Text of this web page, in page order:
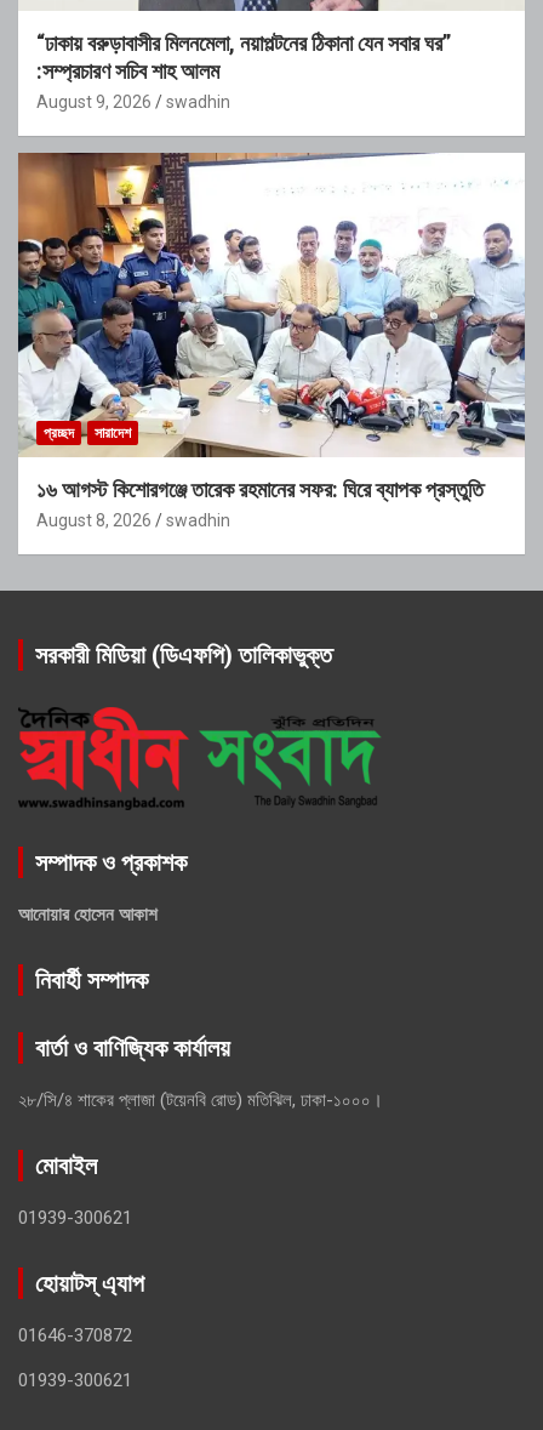
“ঢাকায় বরুড়াবাসীর মিলনমেলা, নয়াপল্টনের ঠিকানা যেন সবার ঘর”
:সম্প্রচারণ সচিব শাহ আলম
August 9, 2026 swadhin
প্রচ্ছদ সারাদেশ
১৬ আগস্ট কিশোরগঞ্জে তারেক রহমানের সফর: ঘিরে ব্যাপক প্রস্তুতি
August 8, 2026 swadhin
সরকারী মিডিয়া (ডিএফপি) তালিকাভুক্ত
সম্পাদক ও প্রকাশক
আনোয়ার হোসেন আকাশ
নিবার্হী সম্পাদক
বার্তা ও বাণিজ্যিক কার্যালয়
২৮/সি/৪ শাকের প্লাজা (টয়েনবি রোড) মতিঝিল, ঢাকা-১০০০।
মোবাইল
01939-300621
হোয়াটস্ এ্যাপ
01646-370872
01939-300621